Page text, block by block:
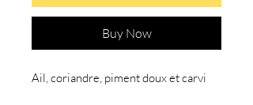
Buy Now
Ail, coriandre, piment doux et carvi